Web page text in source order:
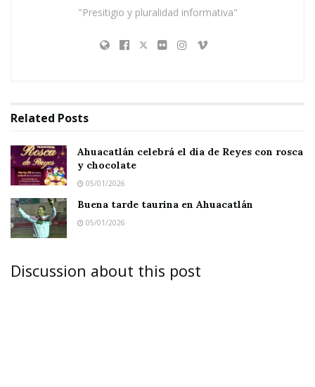
"Presitigio y pluralidad informativa"
Related Posts
Ahuacatlán celebrá el día de Reyes con rosca
y chocolate
05/01/2026
Buena tarde taurina en Ahuacatlán
05/01/2026
Discussion about this post